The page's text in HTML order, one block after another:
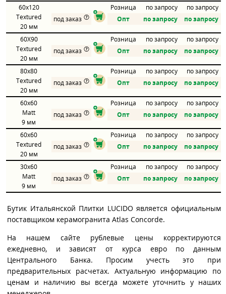
60x120
Textured
20 мм
Розница по запросу
по запросу
под заказ
Опт по запросу по запросу
60X90
Textured
20 мм
Розница по запросу
по запросу
под заказ
Опт по запросу по запросу
80x80
Textured
20 мм
Розница по запросу
по запросу
под заказ
Опт по запросу по запросу
60x60
Matt
9 мм
Розница по запросу
по запросу
под заказ
Опт по запросу по запросу
60x60
Textured
20 мм
Розница по запросу
по запросу
под заказ
Опт по запросу по запросу
30x60
Matt
9 мм
Розница по запросу
по запросу
под заказ
Опт по запросу по запросу
Бутик Итальянской Плитки LUCIDO является официальным
поставщиком керамогранита Atlas Concorde.
На нашем сайте рублевые цены корректируются
ежедневно, и зависят от курса евро по данным
Центрального Банка. Просим учесть это при
предварительных расчетах. Актуальную информацию по
ценам и наличию вы всегда можете уточнить у наших